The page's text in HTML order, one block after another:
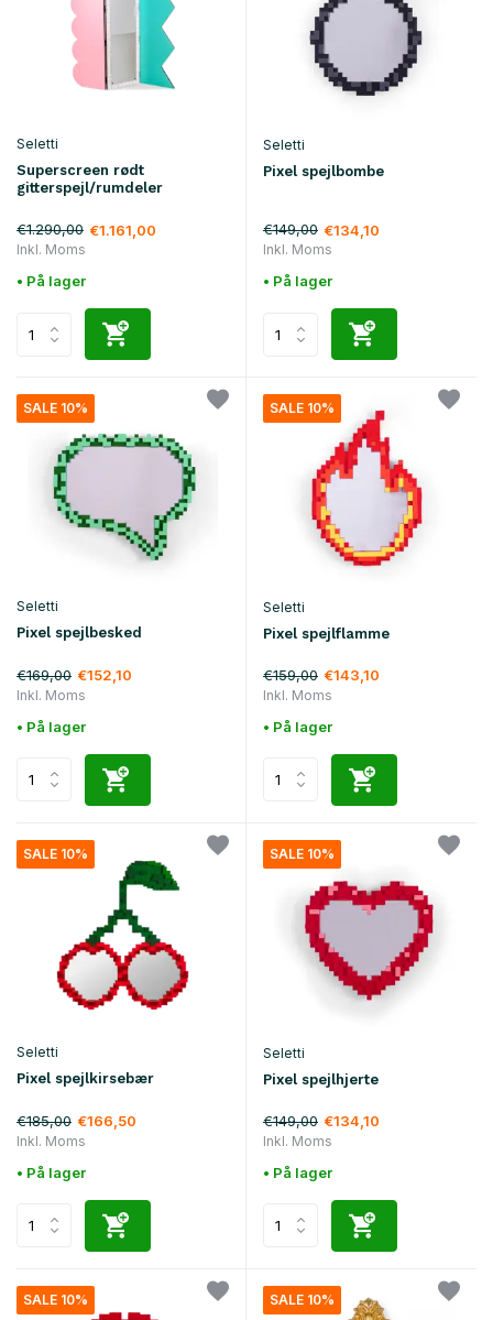
Seletti
Superscreen rødt
gitterspejl/rumdeler
€1.290,00 €1.161,00
Inkl. Moms
• På lager
Seletti
Pixel spejlbombe
€149,00 €134,10
Inkl. Moms
• På lager
SALE 10%
Seletti
Pixel spejlbesked
€169,00 €152,10
Inkl. Moms
• På lager
SALE 10%
Seletti
Pixel spejlflamme
€159,00 €143,10
Inkl. Moms
• På lager
SALE 10%
Seletti
Pixel spejlkirsebær
€185,00 €166,50
Inkl. Moms
• På lager
SALE 10%
Seletti
Pixel spejlhjerte
€149,00 €134,10
Inkl. Moms
• På lager
SALE 10% SALE 10%